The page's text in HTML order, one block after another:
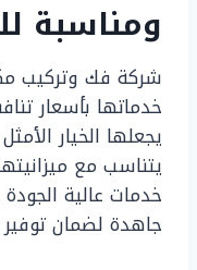
ومناسبة
شركة فك وتركيب
خدماتها بأسعار
يجعلها الخيار
يتناسب مع
خدمات عالية
جاهدة لضمان